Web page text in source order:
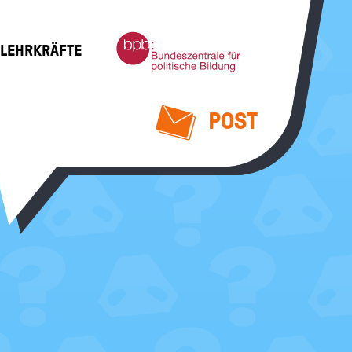
Bundeszentrale
für
politische
POST